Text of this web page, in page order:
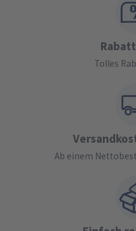
Tolles
Ab einem